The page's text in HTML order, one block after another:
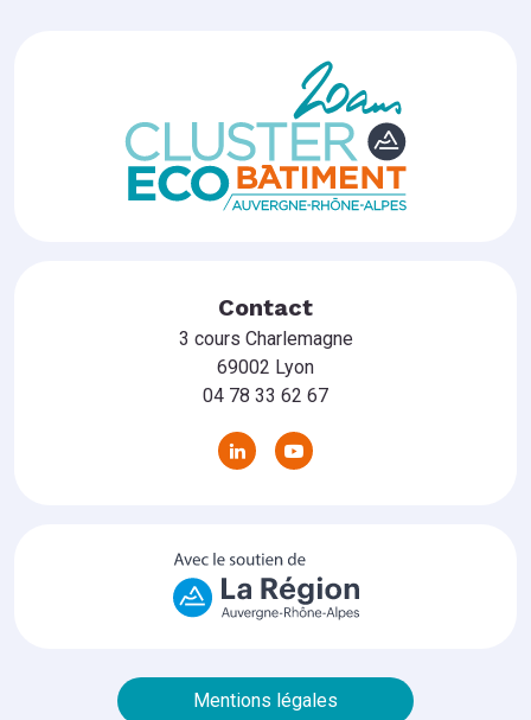
Contact
3 cours Charlemagne
69002 Lyon
04 78 33 62 67
Mentions légales